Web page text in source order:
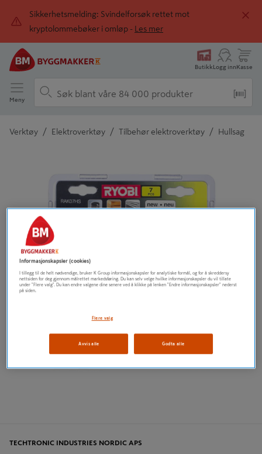
Sikkerhetsmelding: Svindelforsøk rettet mot
kryptolommebøker i omløp -
Les mer
ButikkLogg innKasse
Meny
Verktøy / Elektroverktøy / Tilbehør elektroverktøy / Hullsag
TECHTRONIC INDUSTRIES NORDIC APS
Informasjonskapsler (cookies)
I tillegg til de helt nødvendige, bruker K Group informasjonskapsler for analytiske formål, og for å skreddersy
nettsiden for deg gjennom målrettet markedsføring. Du kan selv velge hvilke informasjonskapsler du vil tillate
under "Flere valg". Du kan endre valgene dine senere ved å klikke på lenken "Endre informasjonskapsler" nederst
på siden.
Flere valg
Avvis alle Godta alle